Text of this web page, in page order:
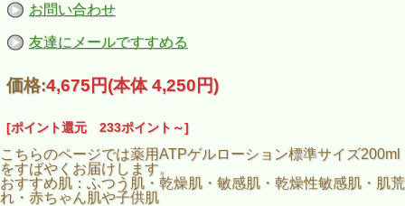
お問い合わせ
友達にメールですすめる
価格:4,675円(本体 4,250円)
[ポイント還元 233ポイント～]
こちらのページでは薬用ATPゲルローション標準サイズ200ml
をすばやくお届けします。
おすすめ肌：ふつう肌・乾燥肌・敏感肌・乾燥性敏感肌・肌荒
れ・赤ちゃん肌や子供肌